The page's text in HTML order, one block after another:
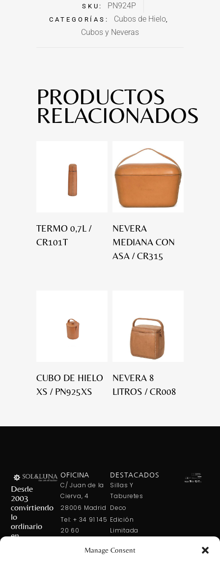
Manage Consent
SKU: PN924P
CATEGORÍAS: Cubos de Hielo,
Cubos y Neveras
PRODUCTOS
RELACIONADOS
TERMO 0,7L /
CR101T
NEVERA
MEDIANA CON
ASA / CR315
CUBO DE HIELO
XS / PN925XS
NEVERA 8
LITROS / CR008
Desde
2003
convirtiendo
lo
ordinario
en
OFICINA
C/ Juan de la
Cierva, 4
28006 Madrid
Tel: + 34 91 145
20 60
DESTACADOS
Sillas Y
Taburetes
Deco
Edición
Limitada
Mesa